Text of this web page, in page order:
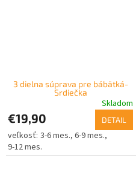
3 dielna súprava pre bábätká-
Srdiečka
Skladom
€19,90 DETAIL
3-6 mes. 6-9 mes.
9-12 mes.